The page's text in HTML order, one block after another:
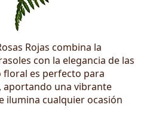
Rojas combina la
con la elegancia de las
floral es perfecto para
aportando una vibrante
ilumina cualquier ocasión